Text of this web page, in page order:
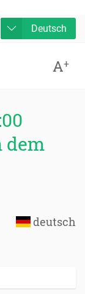
Deutsch
A+
dem
deutsch